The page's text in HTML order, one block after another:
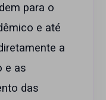
para o
e até
a
e as
das